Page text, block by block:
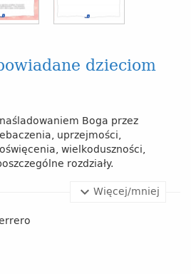
dzieciom
Boga przez
uprzejmości,
wielkoduszności,
rozdziały.
Więcej/mniej